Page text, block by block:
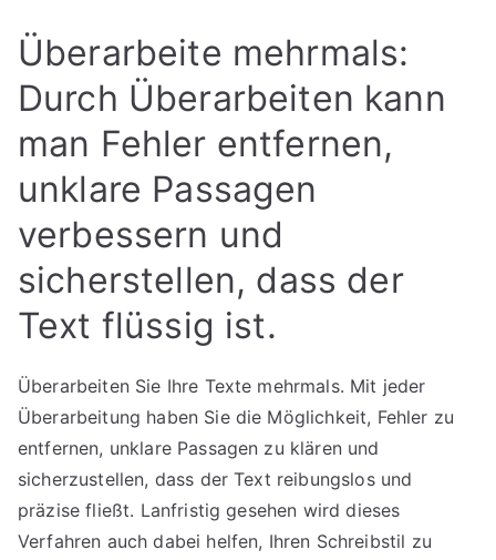
Überarbeite mehrmals:
Durch Überarbeiten kann
man Fehler entfernen,
unklare Passagen
verbessern und
sicherstellen, dass der
Text flüssig ist.
Überarbeiten Sie Ihre Texte mehrmals. Mit jeder
Überarbeitung haben Sie die Möglichkeit, Fehler zu
entfernen, unklare Passagen zu klären und
sicherzustellen, dass der Text reibungslos und
präzise fließt. Lanfristig gesehen wird dieses
Verfahren auch dabei helfen, Ihren Schreibstil zu